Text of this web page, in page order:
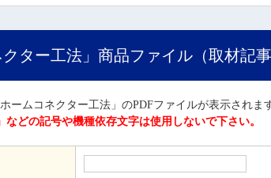
クター工法」商品ファイル（取材記
ームコネクター工法」のPDFファイルが表示されま
などの記号や機種依存文字は使用しないで下さい。